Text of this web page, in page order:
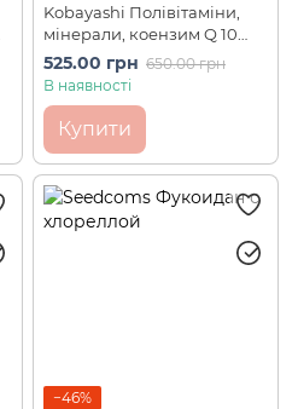
Kobayashi Полівітаміни,
мінерали, коензим Q 10
Plus 120 шт на 30 днів
525.00 грн 650.00 грн
В наявності
Купити
−46%